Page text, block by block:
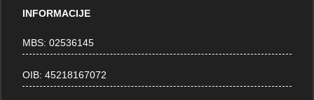
INFORMACIJE
MBS: 02536145
OIB: 45218167072